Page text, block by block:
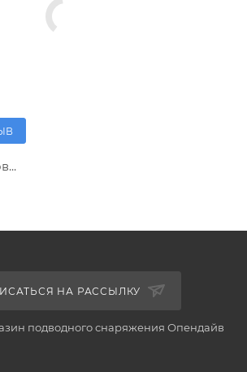
НА РАССЫЛКУ
подводного снаряжения Опендайв